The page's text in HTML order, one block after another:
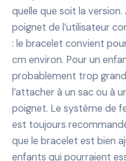
quelle que soit la
poignet de l’utilisateur
: le bracelet convient
cm environ. Pour un
probablement trop
l’attacher à un sac ou à
poignet. Le système de
est toujours
que le bracelet est bien
enfants qui pourraient